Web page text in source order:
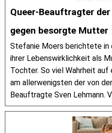
Queer-Beauftragter
gegen besorgte Mutter
Stefanie Moers berichtete in
ihrer Lebenswirklichkeit als
Tochter. So viel Wahrheit
am allerwenigsten der von
Beauftragte Sven Lehmann.